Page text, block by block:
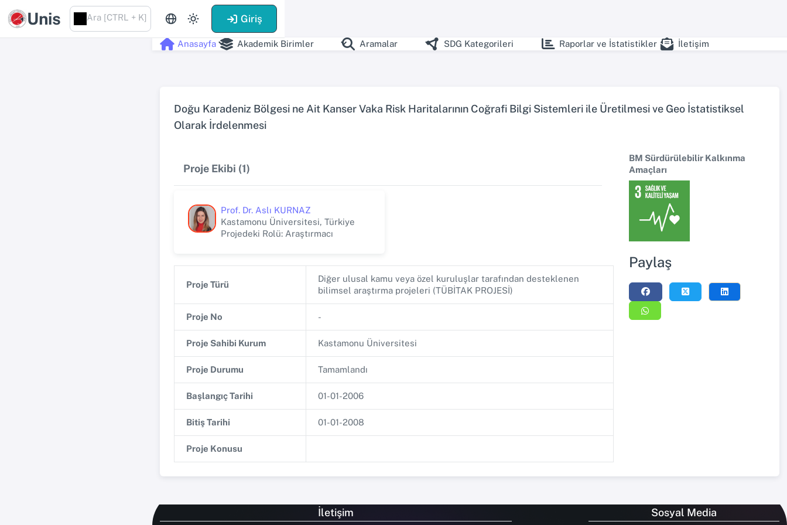
Unis Ara [CTRL + K] Giriş
Anasayfa Akademik Birimler Aramalar SDG Kategorileri Raporlar ve İstatistikler İletişim
Doğu Karadeniz Bölgesi ne Ait Kanser Vaka Risk Haritalarının Coğrafi Bilgi Sistemleri ile Üretilmesi ve Geo İstatistiksel
Olarak İrdelenmesi
Proje Ekibi (1)
Prof. Dr. Aslı KURNAZ
Kastamonu Üniversitesi, Türkiye
Projedeki Rolü: Araştırmacı
Proje Türü
Diğer ulusal kamu veya özel kuruluşlar tarafından desteklenen
bilimsel araştırma projeleri (TÜBİTAK PROJESİ)
Proje No -
Proje Sahibi Kurum Kastamonu Üniversitesi
Proje Durumu Tamamlandı
Başlangıç Tarihi 01-01-2006
Bitiş Tarihi 01-01-2008
Proje Konusu
BM Sürdürülebilir Kalkınma
Amaçları
Paylaş
İletişim Sosyal Media